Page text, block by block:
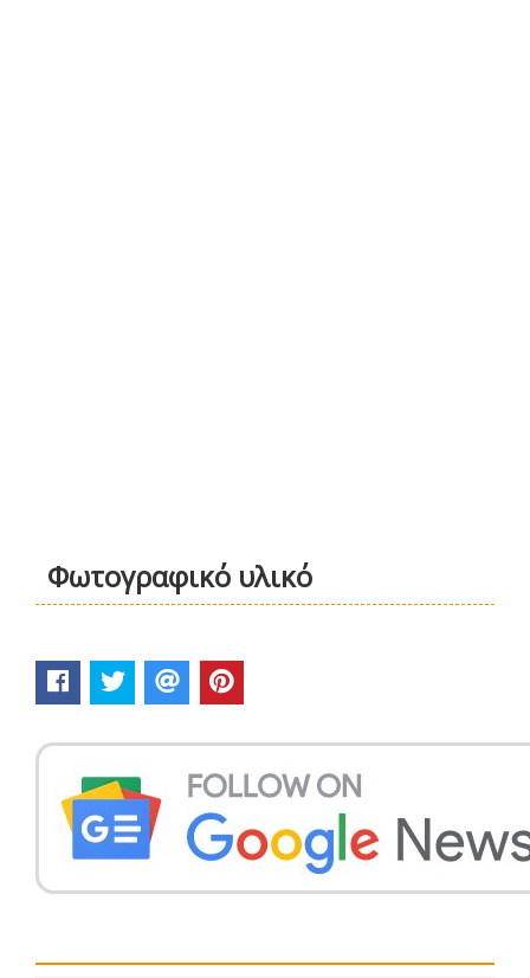
Φωτογραφικό υλικό